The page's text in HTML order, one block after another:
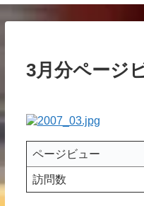
3月分ページ
ページビュー
訪問数